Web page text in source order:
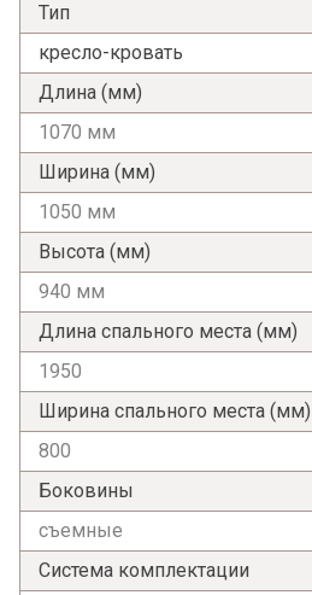
обработки
согласен на их
Тип
кресло-кровать
Длина (мм)
1070 мм
Ширина (мм)
1050 мм
Высота (мм)
940 мм
Длина спального места (мм)
1950
Ширина спального места (мм)
800
Боковины
съемные
Система комплектации